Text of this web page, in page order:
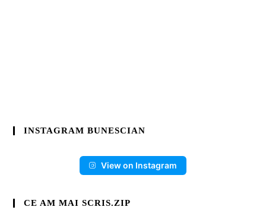
INSTAGRAM BUNESCIAN
View on Instagram
CE AM MAI SCRIS.ZIP